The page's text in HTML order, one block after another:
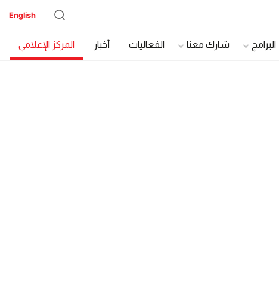
English
البرامج شارك معنا الفعاليات أخبار المركز الإعلامي